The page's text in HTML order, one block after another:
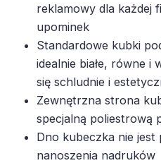
reklamowy dla każdej
upominek
Standardowe kubki
idealnie białe, równe i
się schludnie i
Zewnętrzna strona
specjalną poliestrową
Dno kubeczka nie
nanoszenia nadruków